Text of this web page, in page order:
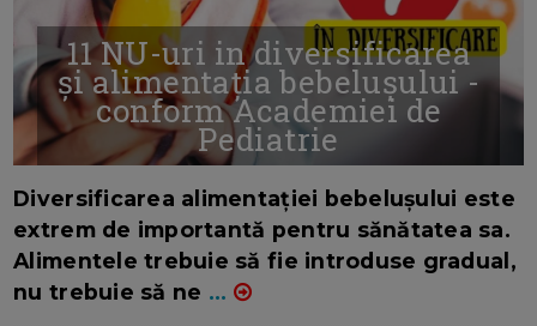
11 NU-uri in diversificarea
și alimentația bebelușului -
conform Academiei de
Pediatrie
Diversificarea alimentației bebelușului este
extrem de importantă pentru sănătatea sa.
Alimentele trebuie să fie introduse gradual,
nu trebuie să ne ...